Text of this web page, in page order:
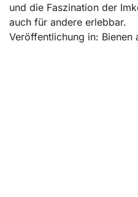
und die Faszination der
auch für andere erlebbar.
Veröffentlichung in: Bienen